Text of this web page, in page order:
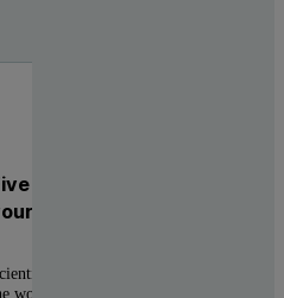
reasons to add the Hydro
Mastersizer 3000
researchers, and quality control
world use laser diffraction for particle